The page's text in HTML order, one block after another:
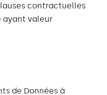
contractuelles
ayant valeur
de Données à